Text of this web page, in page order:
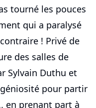
tourné les pouces
qui a paralysé
! Privé de
des salles de
Sylvain Duthu et
pour partir
en prenant part à